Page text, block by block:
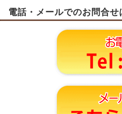
電話・メールでのお問合せ